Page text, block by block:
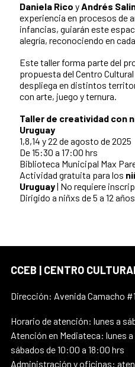
Daniela Rico yAndrés
experiencia en procesos de
infancias, guiarán este
alegría, reconociendo en
Este taller forma parte del
propuesta del Centro
despliega en distintos
con arte, juego y ternura.
Taller de creatividad con
Uruguay
1,8,14 y 22 de agosto de 2025
De 15:30 a 17:00 hrs
Biblioteca Municipal Max
Actividad gratuita para los
Uruguay| No requiere
Dirigido a niñxs de 5 a 12 años
CCEB | CENTRO
Dirección: Avenida Camacho
Horario de atención: lunes a
Atención en Mediateca: lunes
sábados de 10:00 a 18:00 hrs
Administración y oficinas: